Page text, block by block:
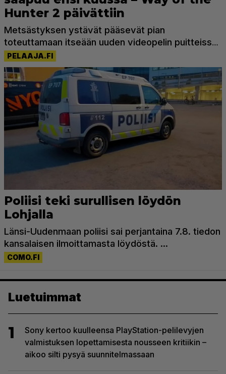
Luetuimmat
1
Sony kertoo kuulleensa PlayStation-pelilevyjen
valmistuksen lopettamisesta nousseen kritiikin –
aikoo silti pysyä suunnitelmassaan